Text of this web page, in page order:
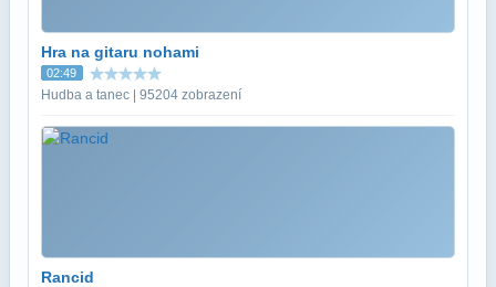
Hra na gitaru nohami
02:49
Hudba a tanec | 95204 zobrazení
Rancid